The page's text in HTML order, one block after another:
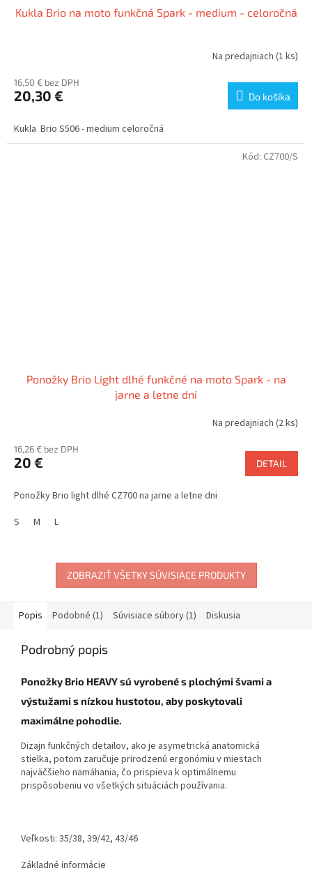
Kukla Brio na moto funkčná Spark - medium - celoročná
Na predajniach (1 ks)
16,50 € bez DPH
20,30 € Do košíka
Kukla Brio S506 - medium celoročná
Ponožky Brio Light dlhé funkčné na moto Spark - na
jarne a letne dni
Na predajniach (2 ks)
16,26 € bez DPH
20 € DETAIL
Ponožky Brio light dlhé CZ700 na jarne a letne dni
S
M L
Kód: CZ700/S
ZOBRAZIŤ VŠETKY SÚVISIACE PRODUKTY
Popis Podobné (1) Súvisiace súbory (1) Diskusia
Podrobný popis
Ponožky Brio HEAVY sú vyrobené s plochými švami a
výstužami s nízkou hustotou, aby poskytovali
maximálne pohodlie.
Dizajn funkčných detailov, ako je asymetrická anatomická
stielka, potom zaručuje prirodzenú ergonómiu v miestach
najväčšieho namáhania, čo prispieva k optimálnemu
prispôsobeniu vo všetkých situáciách používania.
Veľkosti: 35/38, 39/42, 43/46
Základné informácie